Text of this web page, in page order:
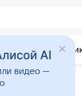
AI
видео —